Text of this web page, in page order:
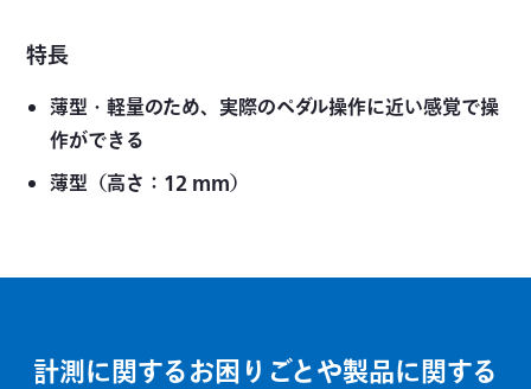
特長
薄型・軽量のため、実際のペダル操作に近い感覚で操
作ができる
薄型（高さ：12 mm）
計測に関するお困りごとや製品に関する